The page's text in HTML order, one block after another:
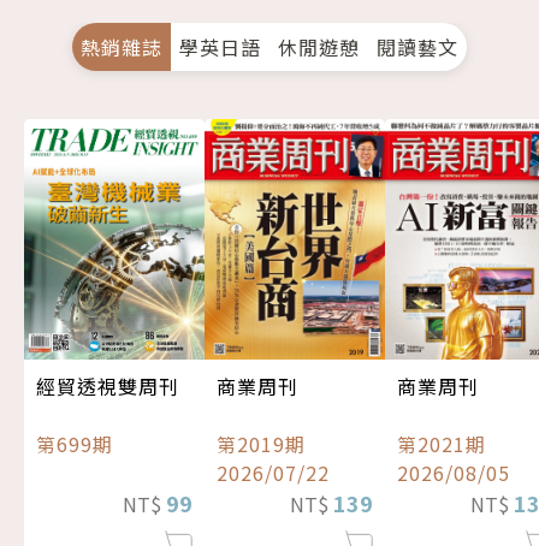
熱銷雜誌 學英日語 休閒遊憩 閱讀藝文
經貿透視雙周刊
第699期
NT$ 99
商業周刊
第2019期
2026/07/22
NT$ 139
商業周刊
第2021期
2026/08/05
NT$